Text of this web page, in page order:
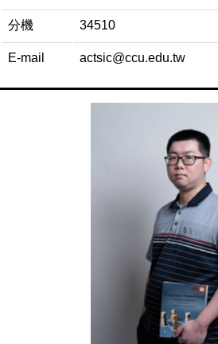
分機 34510
E-mail actsic@ccu.edu.tw